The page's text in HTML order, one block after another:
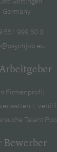
Germany
551 999 50 0
Firmenprofil
+
Talent Pool
Bewerber